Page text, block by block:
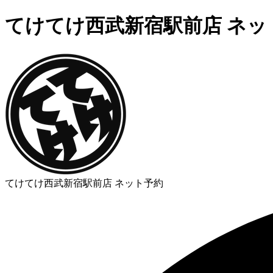
てけてけ西武新宿駅前店 ネッ
てけてけ西武新宿駅前店 ネット予約